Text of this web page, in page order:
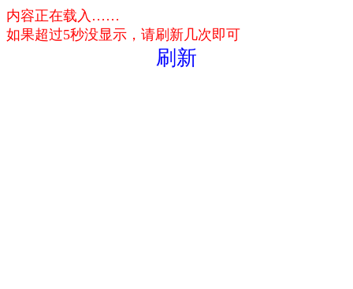
内容正在载入……
如果超过5秒没显示，请刷新几次即可
刷新